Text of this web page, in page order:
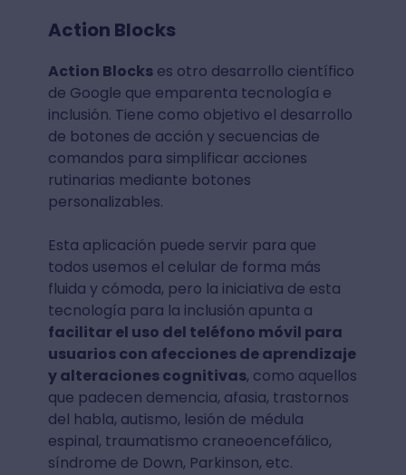
Action Blocks
Action Blockses otro desarrollo científico
de Google que emparenta tecnología e
inclusión. Tiene como objetivo el desarrollo
de botones de acción y secuencias de
comandos para simplificar acciones
rutinarias mediante botones
personalizables.
Esta aplicación puede servir para que
todos usemos el celular de forma más
fluida y cómoda, pero la iniciativa de esta
tecnología para la inclusión apunta a
facilitar el uso del teléfono móvil para
usuarios con afecciones de aprendizaje
y alteraciones cognitivas, como aquellos
que padecen demencia, afasia, trastornos
del habla, autismo, lesión de médula
espinal, traumatismo craneoencefálico,
síndrome de Down, Parkinson, etc.